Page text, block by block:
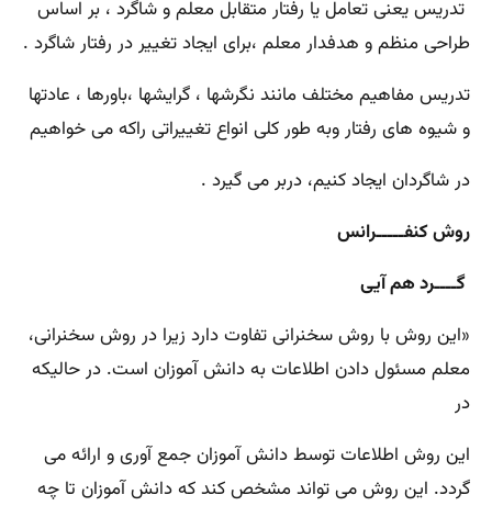
تدریس یعنی تعامل یا رفتار متقابل معلم و شاگرد ، بر اساس
طراحی منظم و هدفدار معلم ،برای ایجاد تغییر در رفتار شاگرد .
تدریس مفاهیم مختلف مانند نگرشها ، گرایشها ،باورها ، عادتها
و شیوه های رفتار وبه طور کلی انواع تغییراتی راکه می خواهیم
در شاگردان ایجاد کنیم، دربر می گیرد .
روش کنفـــــرانس
گــــرد هم آیی
«این روش با روش سخنرانی تفاوت دارد زیرا در روش سخنرانی،
معلم مسئول دادن اطلاعات به دانش آموزان است. در حالیکه
در
این روش اطلاعات توسط دانش آموزان جمع آوری و ارائه می
گردد. این روش می تواند مشخص کند که دانش آموزان تا چه